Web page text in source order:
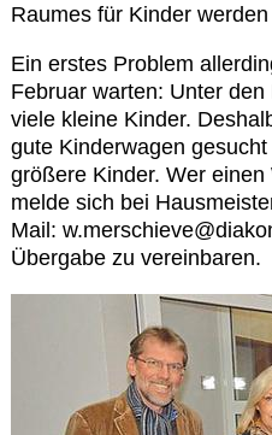
Raumes für Kinder
Ein erstes Problem
Februar warten: Unter
viele kleine Kinder.
gute Kinderwagen
größere Kinder. Wer
melde sich bei
Mail:
Übergabe zu vereinbaren.